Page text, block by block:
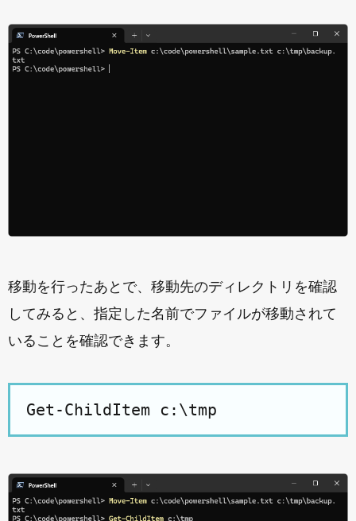
移動を行ったあとで、移動先のディレクトリを確認
してみると、指定した名前でファイルが移動されて
いることを確認できます。